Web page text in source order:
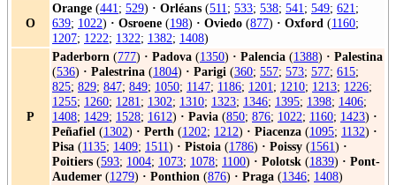
O
Orange (441; 529) · Orléans (511; 533; 538; 541; 549; 621;
639; 1022) · Osroene (198) · Oviedo (877) · Oxford (1160;
1207; 1222; 1322; 1382; 1408)
P
Paderborn (777) · Padova (1350) · Palencia (1388) · Palestina
(536) · Palestrina (1804) · Parigi (360; 557; 573; 577; 615;
825; 829; 847; 849; 1050; 1147; 1186; 1201; 1210; 1213; 1226;
1255; 1260; 1281; 1302; 1310; 1323; 1346; 1395; 1398; 1406;
1408; 1429; 1528; 1612) · Pavia (850; 876; 1022; 1160; 1423) ·
Peñafiel (1302) · Perth (1202; 1212) · Piacenza (1095; 1132) ·
Pisa (1135; 1409; 1511) · Pistoia (1786) · Poissy (1561) ·
Poitiers (593; 1004; 1073; 1078; 1100) · Polotsk (1839) · Pont-
Audemer (1279) · Ponthion (876) · Praga (1346; 1408)